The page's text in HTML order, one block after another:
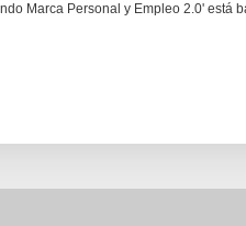
Marca Personal y Empleo 2.0' está